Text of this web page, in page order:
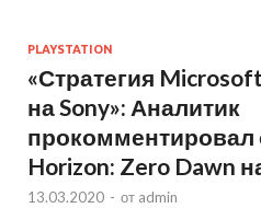
PLAYSTATION
«Стратегия
на Sony»: Аналитик
Horizon: Zero Dawn
13.03.2020 - от admin